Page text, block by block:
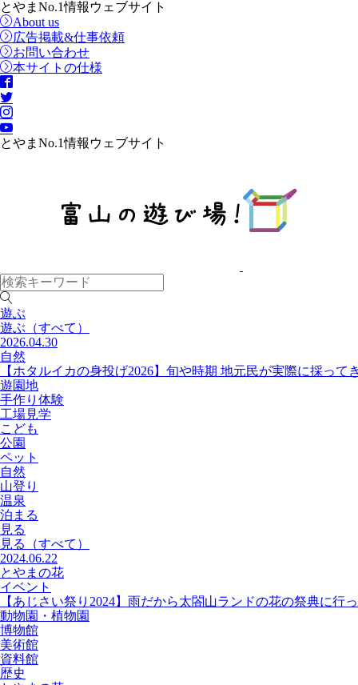
とやまNo.1情報ウェブサイト
About us
広告掲載&仕事依頼
お問い合わせ
本サイトの仕様
とやまNo.1情報ウェブサイト
遊ぶ
遊ぶ （すべて）
2026.04.30
自然
【ホタルイカの身投げ2026】旬や時期 地元民が実際に採って
遊園地
手作り体験
工場見学
こども
公園
ペット
自然
山登り
温泉
泊まる
見る
見る
（すべて）
2024.06.22
とやまの花
イベント
【あじさい祭り2024】雨だから太閤山ランドの花の祭典に行
動物園・植物園
博物館
美術館
資料館
歴史